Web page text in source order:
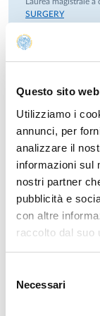
Questo sito
Utilizziamo i
annunci, per
analizzare il
informazioni sul
nostri partner
pubblicità e
con altre
raccolto dal suo
delNecessari
Riconoscimenti
District 28 Zonta
International, 2026.
Young
Endocrinologia,
Best Oral
Medicina e
SURGERY
SYSTEMS &
Sede: Piacenza
PRINCIPI DI
CHIRURGIA
STILI DI VITA
SCIENZE E
Laurea in
SANITARIA DI
Anni precedenti